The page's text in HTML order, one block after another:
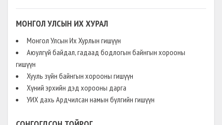
МОНГОЛ УЛСЫН ИХ ХУРАЛ
Монгол Улсын Их Хурлын гишүүн
Аюулгүй байдал, гадаад бодлогын байнгын хорооны
гишүүн
Хууль зүйн байнгын хорооны гишүүн
Хүний эрхийн дэд хорооны дарга
УИХ дахь Ардчилсан намын бүлгийн гишүүн